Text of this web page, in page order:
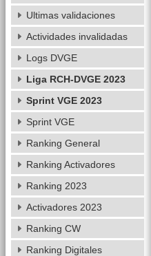
Ultimas validaciones
Actividades invalidadas
Logs DVGE
Liga RCH-DVGE 2023
Sprint VGE 2023
Sprint VGE
Ranking General
Ranking Activadores
Ranking 2023
Activadores 2023
Ranking CW
Ranking Digitales